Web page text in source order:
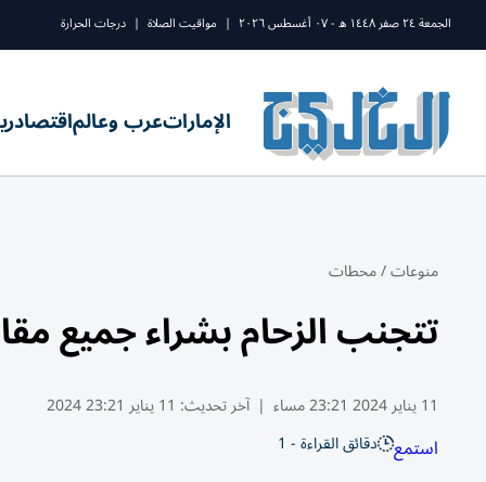
الجمعة ٢٤ صفر ١٤٤٨ ه - ٠٧ أغسطس ٢٠٢٦ | مواقيت الصلاة | درجات الحرارة
الإماراتعرب وعالماقتصاد
منوعات/محطات
تتجنب الزحام بشراء جميع
11 يناير 2024 23:21 مساء | آخر تحديث: 11 يناير 23:21 2024
استمع دقائق القراءة - 1